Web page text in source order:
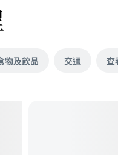
物及飲品 交通 查